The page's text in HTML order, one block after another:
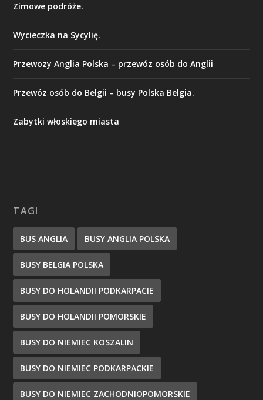
Zimowe podróże.
Wycieczka na Sycylię.
Przewozy Anglia Polska – przewóz osób do Anglii
Przewóz osób do Belgii – busy Polska Belgia.
Zabytki włoskiego miasta
TAGI
BUS ANGLIA BUSY ANGLIA POLSKA
BUSY BELGIA POLSKA
BUSY DO HOLANDII PODKARPACIE
BUSY DO HOLANDII POMORSKIE
BUSY DO NIEMIEC KOSZALIN
BUSY DO NIEMIEC PODKARPACKIE
BUSY DO NIEMIEC ZACHODNIOPOMORSKIE